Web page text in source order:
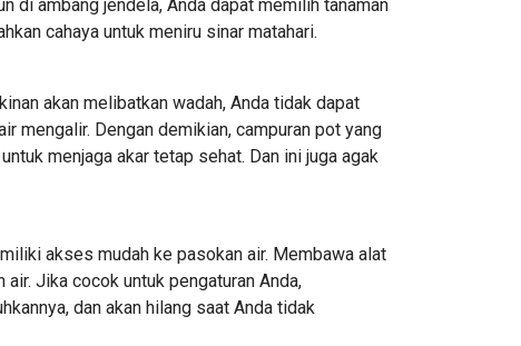
di ambang jendela, Anda dapat memilih tanaman
cahaya untuk meniru sinar matahari.
akan melibatkan wadah, Anda tidak dapat
mengalir. Dengan demikian, campuran pot yang
menjaga akar tetap sehat. Dan ini juga agak
akses mudah ke pasokan air. Membawa alat
Jika cocok untuk pengaturan Anda,
dan akan hilang saat Anda tidak